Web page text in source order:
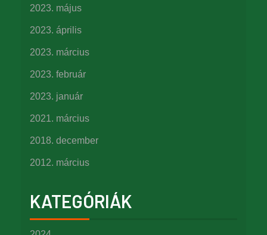
2023. május
2023. április
2023. március
2023. február
2023. január
2021. március
2018. december
2012. március
KATEGÓRIÁK